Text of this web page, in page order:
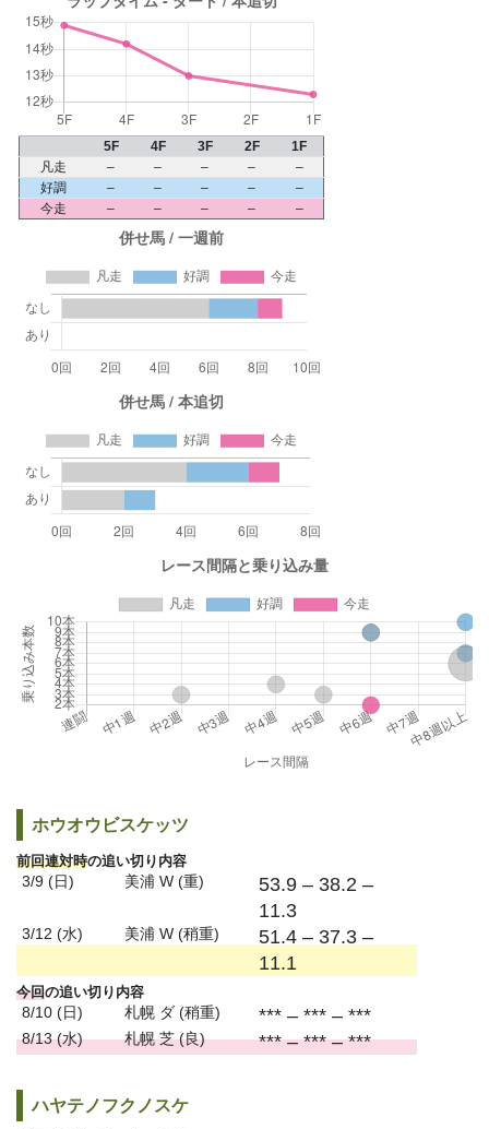
5F 4F 3F 2F
1F
凡走
– – – –
–
好調
– – – –
–
今走
– – – – –
ホウオウビスケッツ
前回連対時の追い切り内容
3/9 (日) 美浦 W (重)
53.9 – 38.2 –
11.3
3/12 (水) 美浦 W (稍重)
51.4 – 37.3 –
11.1
今回の追い切り内容
8/10 (日) 札幌 ダ (稍重) *** – *** – ***
8/13 (水) 札幌 芝 (良) *** – *** – ***
ハヤテノフクノスケ